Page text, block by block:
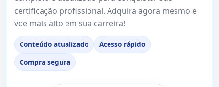
certificação profissional. Adquira agora mesmo e
voe mais alto em sua carreira!
Conteúdo atualizado
Acesso rápido
Compra segura